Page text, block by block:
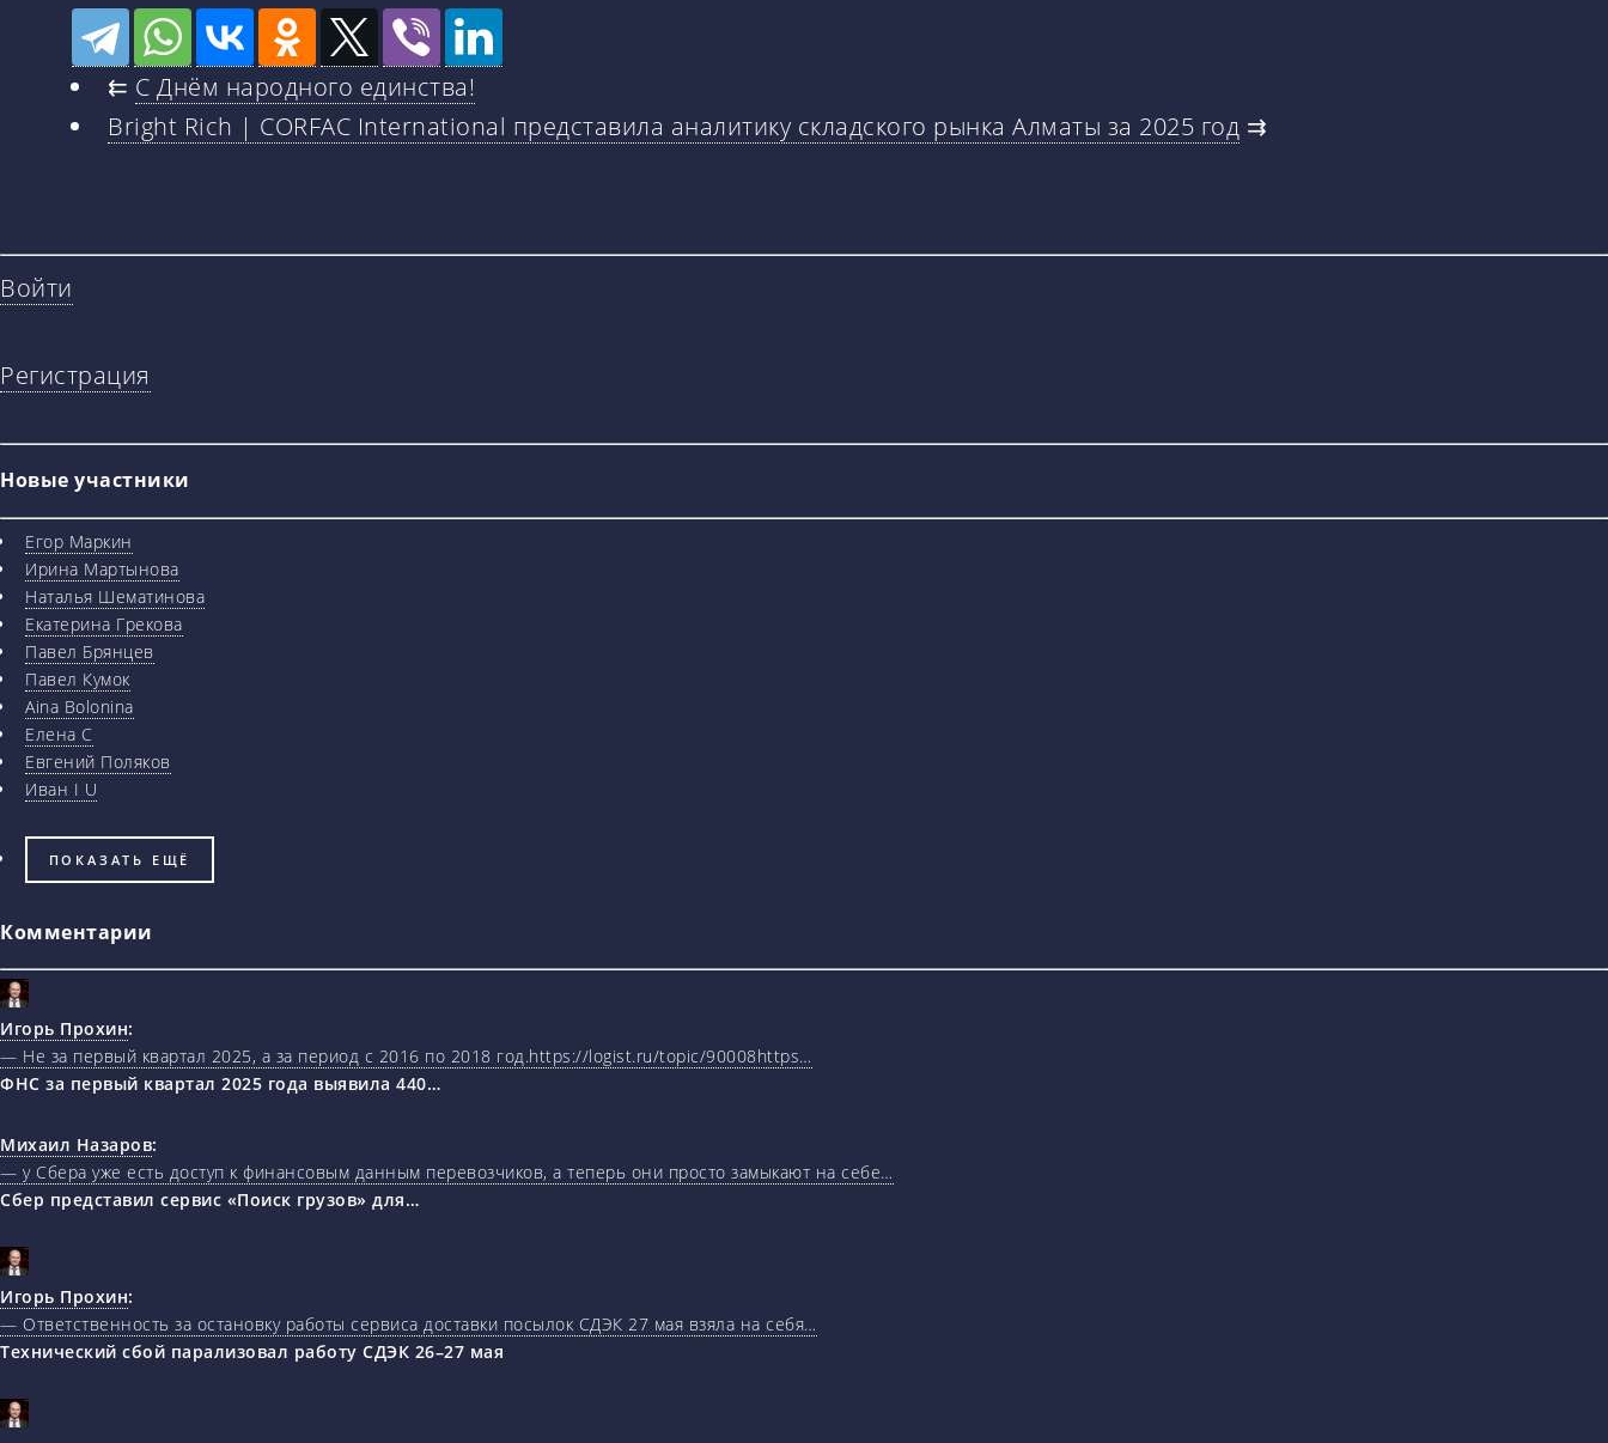
⇇ С Днём народного единства!
Bright Rich | CORFAC International представила аналитику складского рынка Алматы за 2025 год ⇉
Войти
Регистрация
Новые участники
Егор Маркин
Ирина Мартынова
Наталья Шематинова
Екатерина Грекова
Павел Брянцев
Павел Кумок
Aina Bolonina
Елена С
Евгений Поляков
Иван I U
ПОКАЗАТЬ ЕЩЁ
Комментарии
Игорь Прохин:
— Не за первый квартал 2025, а за период с 2016 по 2018 год.https://logist.ru/topic/90008https…
ФНС за первый квартал 2025 года выявила 440…
Михаил Назаров:
— у Сбера уже есть доступ к финансовым данным перевозчиков, а теперь они просто замыкают на себе…
Сбер представил сервис «Поиск грузов» для…
Игорь Прохин:
— Ответственность за остановку работы сервиса доставки посылок СДЭК 27 мая взяла на себя…
Технический сбой парализовал работу СДЭК 26–27 мая